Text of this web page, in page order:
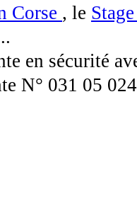
Corse , le
en sécurité
N° 031 05